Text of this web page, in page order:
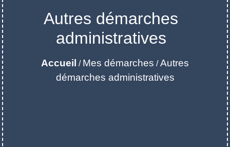
Autres démarches
administratives
Accueil / Mes démarches /Autres
démarches administratives